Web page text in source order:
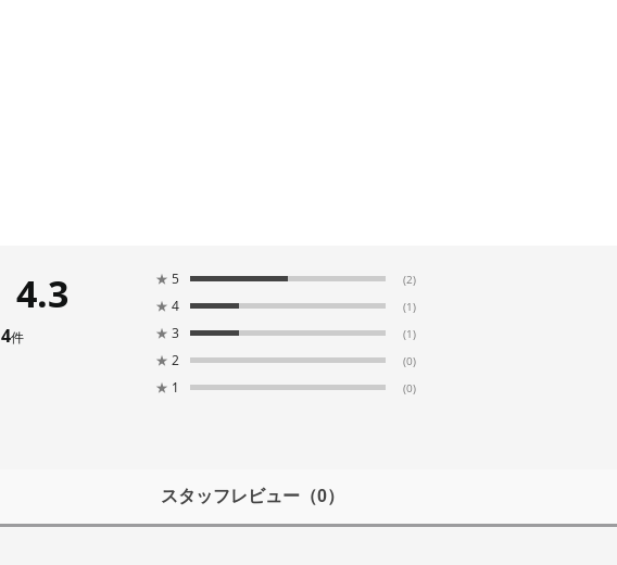
4.3
4件
★ 5 (2)
★ 4 (1)
★ 3 (1)
★ 2 (0)
★ 1 (0)
スタッフレビュー（0）